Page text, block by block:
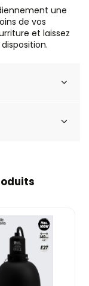
une
de vos
et laissez